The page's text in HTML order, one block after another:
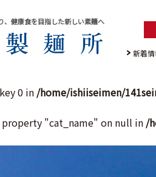
、健康食を目指した新しい素麺へ
新着
0 in /home/ishiiseimen/
"cat_name" on null in /